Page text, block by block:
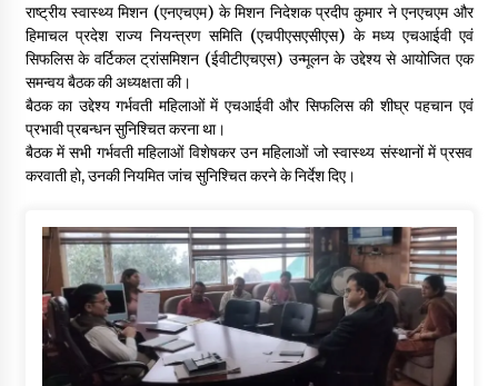
पिंजौर-बद्दी फोरलेन परियोजना को मिली बड़ी गति, 378.48 करोड़ की लागत
से बैलेंस कार्य का अवार्ड जारी : हर्ष महाजन
05/08/2026
वन विभाग एवं रेड क्रॉस सोसायटी के संयुक्त तत्वावधान में शूराला में वृक्षारोपण
अभियान आयोजित
05/08/2026
राष्ट्रीय स्वास्थ्य मिशन (एनएचएम) के मिशन निदेशक प्रदीप कुमार ने एनएचएम और
हिमाचल प्रदेश राज्य नियन्त्रण समिति (एचपीएसएसीएस) के मध्य एचआईवी एवं
सिफलिस के वर्टिकल ट्रांसमिशन (ईवीटीएचएस) उन्मूलन के उद्देश्य से आयोजित एक
समन्वय बैठक की अध्यक्षता की।
बैठक का उद्देश्य गर्भवती महिलाओं में एचआईवी और सिफलिस की शीघ्र पहचान एवं
प्रभावी प्रबन्धन सुनिश्चित करना था।
बैठक में सभी गर्भवती महिलाओं विशेषकर उन महिलाओं जो स्वास्थ्य संस्थानों में प्रसव
करवाती हो, उनकी नियमित जांच सुनिश्चित करने के निर्देश दिए।